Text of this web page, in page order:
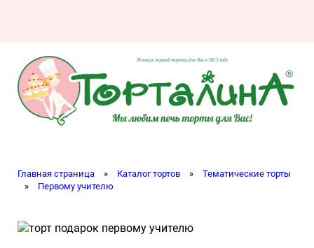
Главная страница » Каталог тортов »
Тематические торты
»
Первому учителю